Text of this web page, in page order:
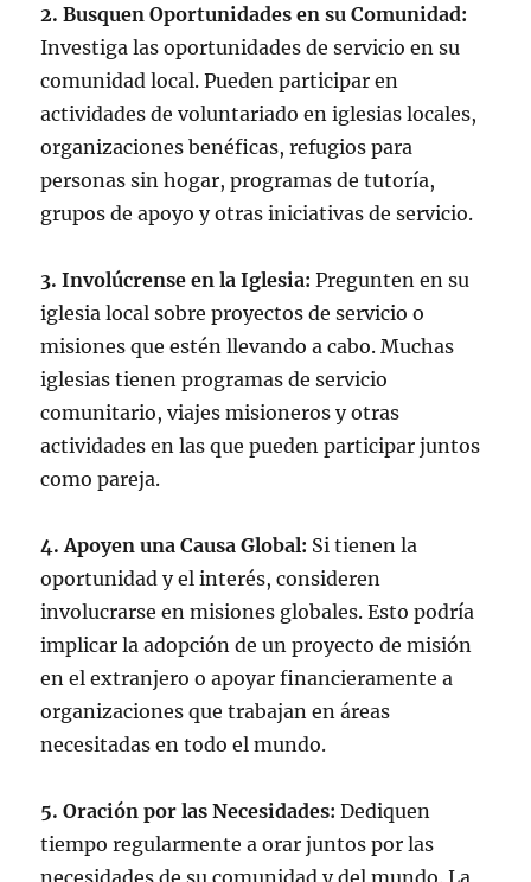
2. Busquen Oportunidades en su Comunidad:
Investiga las oportunidades de servicio en su
comunidad local. Pueden participar en
actividades de voluntariado en iglesias locales,
organizaciones benéficas, refugios para
personas sin hogar, programas de tutoría,
grupos de apoyo y otras iniciativas de servicio.
3. Involúcrense en la Iglesia: Pregunten en su
iglesia local sobre proyectos de servicio o
misiones que estén llevando a cabo. Muchas
iglesias tienen programas de servicio
comunitario, viajes misioneros y otras
actividades en las que pueden participar juntos
como pareja.
4. Apoyen una Causa Global: Si tienen la
oportunidad y el interés, consideren
involucrarse en misiones globales. Esto podría
implicar la adopción de un proyecto de misión
en el extranjero o apoyar financieramente a
organizaciones que trabajan en áreas
necesitadas en todo el mundo.
5. Oración por las Necesidades: Dediquen
tiempo regularmente a orar juntos por las
necesidades de su comunidad y del mundo. La